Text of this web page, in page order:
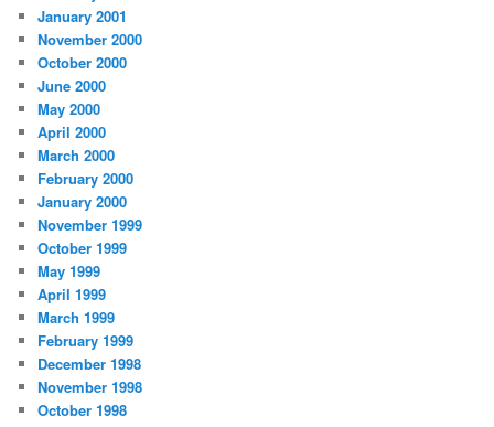
January 2001
November 2000
October 2000
June 2000
May 2000
April 2000
March 2000
February 2000
January 2000
November 1999
October 1999
May 1999
April 1999
March 1999
February 1999
December 1998
November 1998
October 1998